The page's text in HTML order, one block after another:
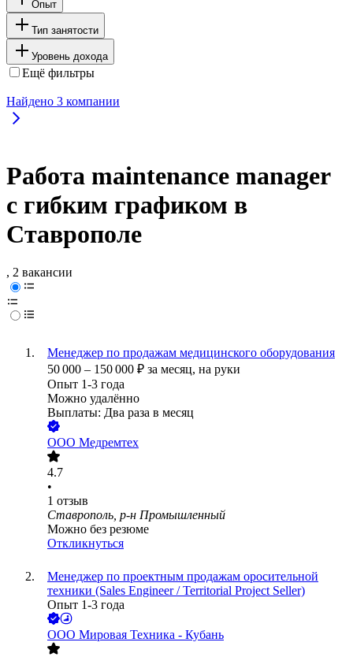
Опыт
Тип занятости
Уровень дохода
Ещё фильтры
Найдено 3 компании
Работа maintenance manager
с гибким графиком в
Ставрополе
, 2 вакансии
Менеджер по продажам медицинского оборудования
50 000 – 150 000 ₽ за месяц, на руки
Опыт 1-3 года
Можно удалённо
Выплаты: Два раза в месяц
ООО Медремтех
4.7
•
1 отзыв
Ставрополь, р-н Промышленный
Можно без резюме
Откликнуться
Менеджер по проектным продажам оросительной
техники (Sales Engineer / Territorial Project Seller)
Опыт 1-3 года
ООО Мировая Техника - Кубань